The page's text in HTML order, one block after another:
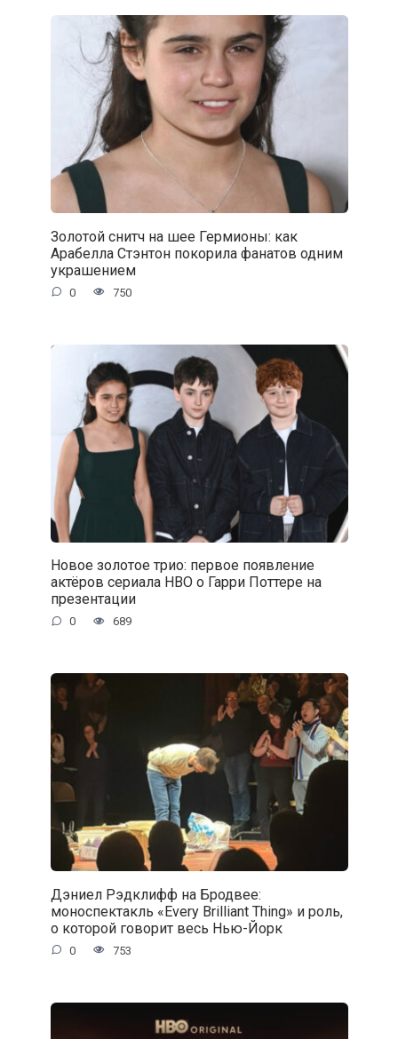
Золотой снитч на шее Гермионы: как
Арабелла Стэнтон покорила фанатов одним
украшением
0 750
Новое золотое трио: первое появление
актёров сериала HBO о Гарри Поттере на
презентации
0 689
Дэниел Рэдклифф на Бродвее:
моноспектакль «Every Brilliant Thing» и роль,
о которой говорит весь Нью-Йорк
0 753